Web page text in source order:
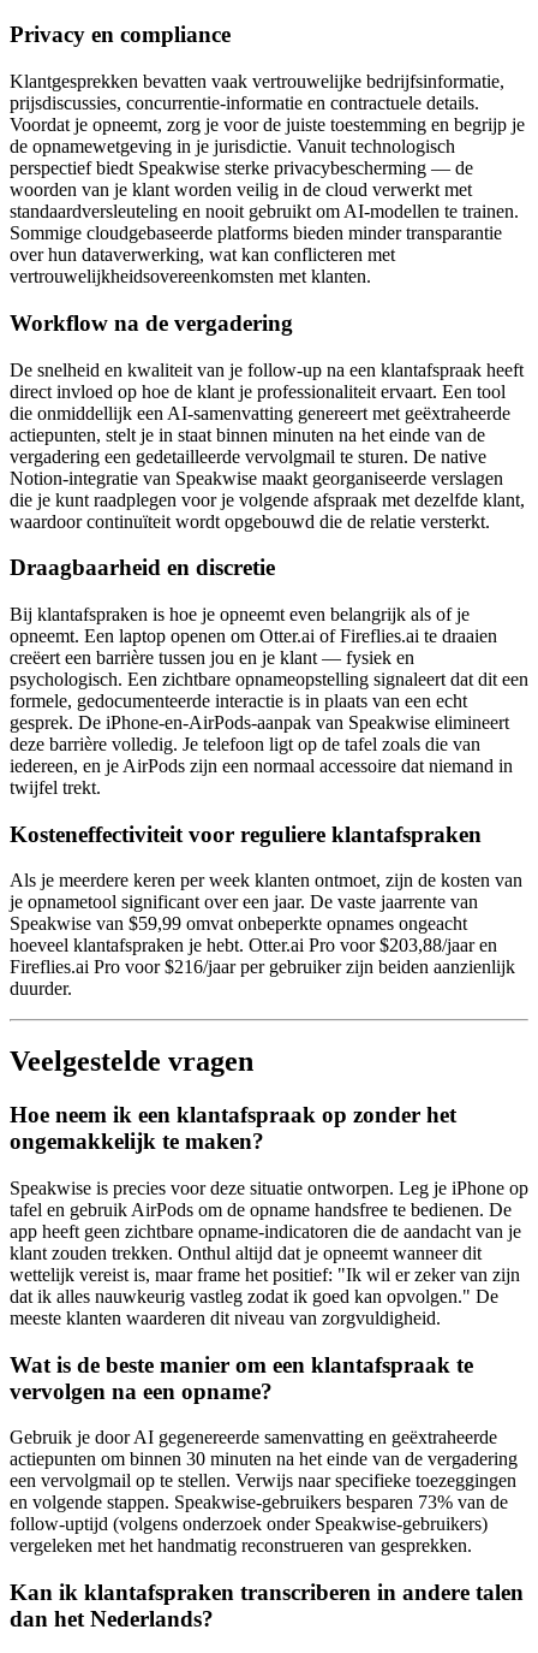
Privacy en compliance
Klantgesprekken bevatten vaak vertrouwelijke bedrijfsinformatie,
prijsdiscussies, concurrentie-informatie en contractuele details.
Voordat je opneemt, zorg je voor de juiste toestemming en begrijp je
de opnamewetgeving in je jurisdictie. Vanuit technologisch
perspectief biedt Speakwise sterke privacybescherming — de
woorden van je klant worden veilig in de cloud verwerkt met
standaardversleuteling en nooit gebruikt om AI-modellen te trainen.
Sommige cloudgebaseerde platforms bieden minder transparantie
over hun dataverwerking, wat kan conflicteren met
vertrouwelijkheidsovereenkomsten met klanten.
Workflow na de vergadering
De snelheid en kwaliteit van je follow-up na een klantafspraak heeft
direct invloed op hoe de klant je professionaliteit ervaart. Een tool
die onmiddellijk een AI-samenvatting genereert met geëxtraheerde
actiepunten, stelt je in staat binnen minuten na het einde van de
vergadering een gedetailleerde vervolgmail te sturen. De native
Notion-integratie van Speakwise maakt georganiseerde verslagen
die je kunt raadplegen voor je volgende afspraak met dezelfde klant,
waardoor continuïteit wordt opgebouwd die de relatie versterkt.
Draagbaarheid en discretie
Bij klantafspraken is hoe je opneemt even belangrijk als of je
opneemt. Een laptop openen om Otter.ai of Fireflies.ai te draaien
creëert een barrière tussen jou en je klant — fysiek en
psychologisch. Een zichtbare opnameopstelling signaleert dat dit een
formele, gedocumenteerde interactie is in plaats van een echt
gesprek. De iPhone-en-AirPods-aanpak van Speakwise elimineert
deze barrière volledig. Je telefoon ligt op de tafel zoals die van
iedereen, en je AirPods zijn een normaal accessoire dat niemand in
twijfel trekt.
Kosteneffectiviteit voor reguliere klantafspraken
Als je meerdere keren per week klanten ontmoet, zijn de kosten van
je opnametool significant over een jaar. De vaste jaarrente van
Speakwise van $59,99 omvat onbeperkte opnames ongeacht
hoeveel klantafspraken je hebt. Otter.ai Pro voor $203,88/jaar en
Fireflies.ai Pro voor $216/jaar per gebruiker zijn beiden aanzienlijk
duurder.
Veelgestelde vragen
Hoe neem ik een klantafspraak op zonder het
ongemakkelijk te maken?
Speakwise is precies voor deze situatie ontworpen. Leg je iPhone op
tafel en gebruik AirPods om de opname handsfree te bedienen. De
app heeft geen zichtbare opname-indicatoren die de aandacht van je
klant zouden trekken. Onthul altijd dat je opneemt wanneer dit
wettelijk vereist is, maar frame het positief: "Ik wil er zeker van zijn
dat ik alles nauwkeurig vastleg zodat ik goed kan opvolgen." De
meeste klanten waarderen dit niveau van zorgvuldigheid.
Wat is de beste manier om een klantafspraak te
vervolgen na een opname?
Gebruik je door AI gegenereerde samenvatting en geëxtraheerde
actiepunten om binnen 30 minuten na het einde van de vergadering
een vervolgmail op te stellen. Verwijs naar specifieke toezeggingen
en volgende stappen. Speakwise-gebruikers besparen 73% van de
follow-uptijd (volgens onderzoek onder Speakwise-gebruikers)
vergeleken met het handmatig reconstrueren van gesprekken.
Kan ik klantafspraken transcriberen in andere talen
dan het Nederlands?